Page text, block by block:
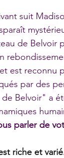
suit
de Belvoir
est reconnu
par des
Belvoir" a
parler de
riche et